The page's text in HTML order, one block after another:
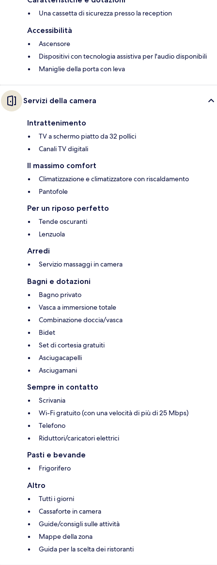
Una cassetta di sicurezza presso la reception
Accessibilità
Ascensore
Dispositivi con tecnologia assistiva per l'audio disponibili
Maniglie della porta con leva
Servizi della camera
Intrattenimento
TV a schermo piatto da 32 pollici
Canali TV digitali
Il massimo comfort
Climatizzazione e climatizzatore con riscaldamento
Pantofole
Per un riposo perfetto
Tende oscuranti
Lenzuola
Arredi
Servizio massaggi in camera
Bagni e dotazioni
Bagno privato
Vasca a immersione totale
Combinazione doccia/vasca
Bidet
Set di cortesia gratuiti
Asciugacapelli
Asciugamani
Sempre in contatto
Scrivania
Wi-Fi gratuito (con una velocità di più di 25 Mbps)
Telefono
Riduttori/caricatori elettrici
Pasti e bevande
Frigorifero
Altro
Tutti i giorni
Cassaforte in camera
Guide/consigli sulle attività
Mappe della zona
Guida per la scelta dei ristoranti